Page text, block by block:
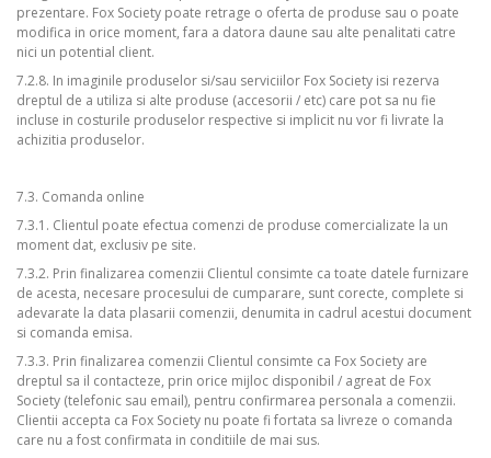
prezentare. Fox Society poate retrage o oferta de produse sau o poate
modifica in orice moment, fara a datora daune sau alte penalitati catre
nici un potential client.
7.2.8. In imaginile produselor si/sau serviciilor Fox Society isi rezerva
dreptul de a utiliza si alte produse (accesorii / etc) care pot sa nu fie
incluse in costurile produselor respective si implicit nu vor fi livrate la
achizitia produselor.
7.3. Comanda online
7.3.1. Clientul poate efectua comenzi de produse comercializate la un
moment dat, exclusiv pe site.
7.3.2. Prin finalizarea comenzii Clientul consimte ca toate datele furnizare
de acesta, necesare procesului de cumparare, sunt corecte, complete si
adevarate la data plasarii comenzii, denumita in cadrul acestui document
si comanda emisa.
7.3.3. Prin finalizarea comenzii Clientul consimte ca Fox Society are
dreptul sa il contacteze, prin orice mijloc disponibil / agreat de Fox
Society (telefonic sau email), pentru confirmarea personala a comenzii.
Clientii accepta ca Fox Society nu poate fi fortata sa livreze o comanda
care nu a fost confirmata in conditiile de mai sus.